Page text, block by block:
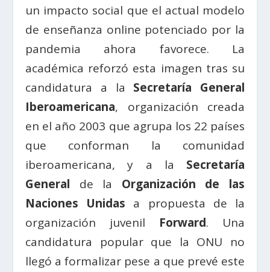
un impacto social que el actual modelo
de enseñanza online potenciado por la
pandemia ahora favorece. La
académica reforzó esta imagen tras su
candidatura a la Secretaría General
Iberoamericana, organización creada
en el año 2003 que agrupa los 22 países
que conforman la comunidad
iberoamericana, y a la Secretaría
General de la Organización de las
Naciones Unidas a propuesta de la
organización juvenil Forward. Una
candidatura popular que la ONU no
llegó a formalizar pese a que prevé este